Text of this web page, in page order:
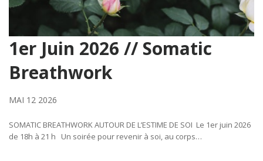
1er Juin 2026 // Somatic
Breathwork
MAI 12 2026
SOMATIC BREATHWORK AUTOUR DE L’ESTIME DE SOI Le 1er juin 2026
de 18h à 21 h Un soirée pour revenir à soi, au corps…